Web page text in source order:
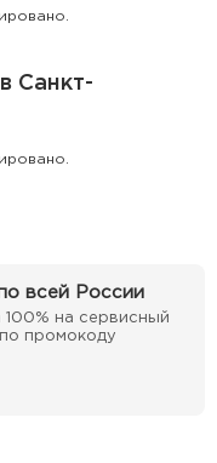
Санкт-
всей России
на сервисный
промокоду